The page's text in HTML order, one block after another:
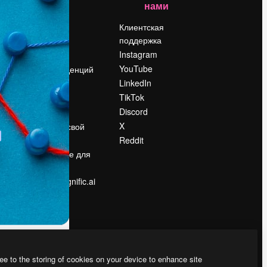
Цены
Reviews
Вакансии
Поиск тенденций
События
Slidesgo
Продайте свой
контент
Помещение для
прессы
Ищете magnific.ai
нами
Клиентская
поддержка
Instagram
YouTube
LinkedIn
TikTok
Discord
X
Reddit
to the storing of cookies on your device to enhance site